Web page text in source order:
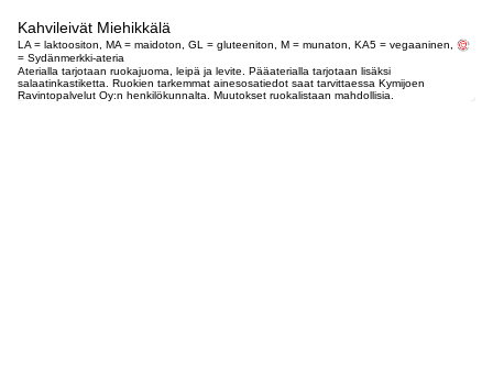
Kahvileivät Miehikkälä
LA = laktoositon, MA = maidoton, GL = gluteeniton, M = munaton, KA5 = vegaaninen,
= Sydänmerkki-ateria
Aterialla tarjotaan ruokajuoma, leipä ja levite. Pääaterialla tarjotaan lisäksi
salaatinkastiketta. Ruokien tarkemmat ainesosatiedot saat tarvittaessa Kymijoen
Ravintopalvelut Oy:n henkilökunnalta. Muutokset ruokalistaan mahdollisia.